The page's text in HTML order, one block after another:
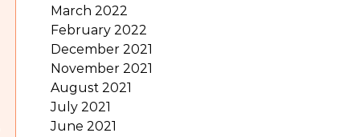
March 2022
February 2022
December 2021
November 2021
August 2021
July 2021
June 2021